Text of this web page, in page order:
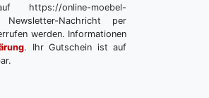
online-moebel-
Newsletter-Nachricht per
werden. Informationen
. Ihr Gutschein ist auf